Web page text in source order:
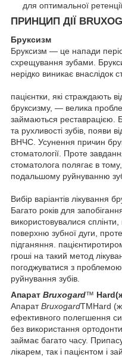
для оптимальної ретенції.
ПРИНЦИП ДІЇ
Бруксизм
Бруксизм — це напади
схрещування зубами.
нерідко виникає внаслідок
пацієнтки, які страждають
бруксизму, — велика
займаються реставрацією.
та рухливості зубів, появи
ВНЧС. Усунення причин
стоматології. Проте
стоматолога полягає в
подальшому руйнуванню
Вибір варіантів лікування
Багато років для
використовувалися
поверхню зубної дуги,
підганяння.
гроші на такий метод
погоджуватися з
руйнування зубів.
Апарат Bruxogard™ Hard
АпаратBruxogardTMHard
ефективного полегшення
без використання
займає багато часу.
лікарем, так і пацієнтом і